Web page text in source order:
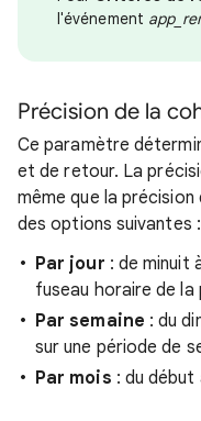
l'événement
Précision de la
Ce paramètre
et de retour. La
même que la
des options suivantes :
Par jour : de minuit
fuseau horaire de la
Par semaine : du
sur une période de
Par mois : du début